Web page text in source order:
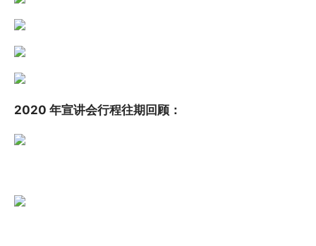
2020 年宣讲会行程往期回顾：